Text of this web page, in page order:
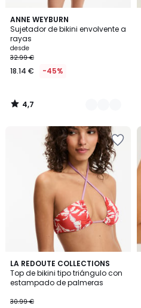
ANNE WEYBURN
Sujetador de bikini envolvente a
rayas
desde
32.99 €
18.14 € -45%
4,7
/ 5
2
Colores
4,7
/
LA REDOUTE COLLECTIONS
Top de bikini tipo triángulo con
estampado de palmeras
30.99 €